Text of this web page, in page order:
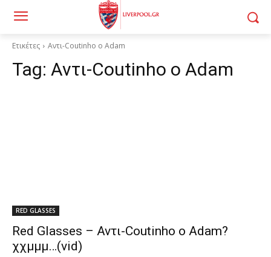
Ετικέτες Αντι-Coutinho o Adam
Tag: Αντι-Coutinho o Adam
RED GLASSES
Red Glasses – Αντι-Coutinho o Adam?
χχμμμ…(vid)